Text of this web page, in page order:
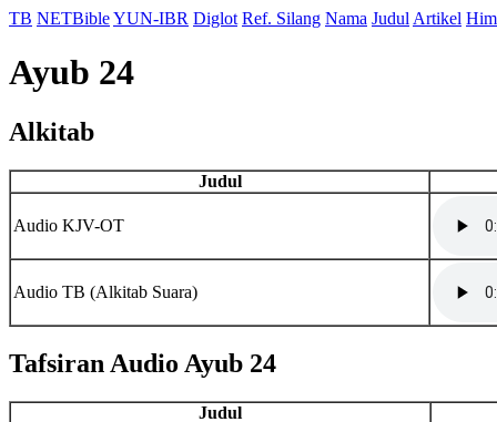
TB NETBibleYUN-IBR Diglot Ref. Silang Nama Judul Artikel
Ayub 24
Alkitab
Judul
Audio KJV-OT
Audio TB (Alkitab Suara)
Tafsiran Audio Ayub 24
Judul